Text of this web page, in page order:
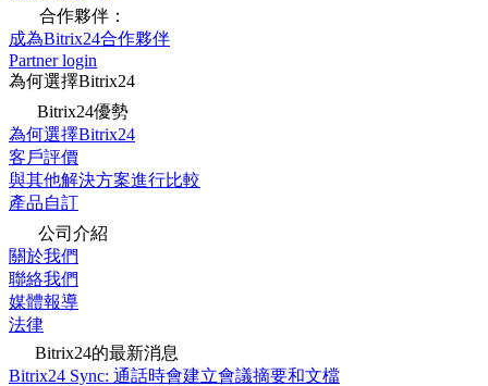
合作夥伴：
成為Bitrix24合作夥伴
Partner login
為何選擇Bitrix24
Bitrix24優勢
為何選擇Bitrix24
客戶評價
與其他解決方案進行比較
產品自訂
公司介紹
關於我們
聯絡我們
媒體報導
法律
Bitrix24的最新消息
Bitrix24 Sync: 通話時會建立會議摘要和文檔